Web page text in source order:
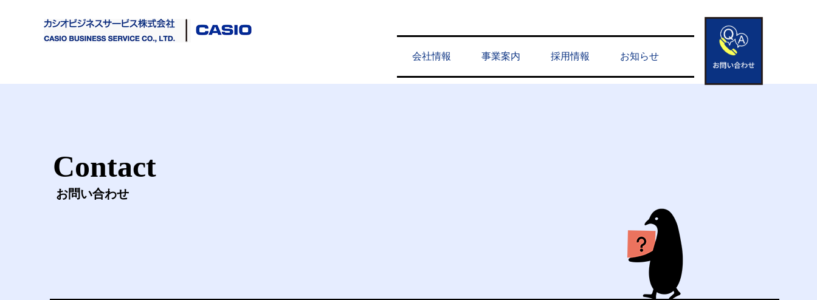
会社情報 事業案内 採用情報 お知らせ
Contact
お問い合わせ